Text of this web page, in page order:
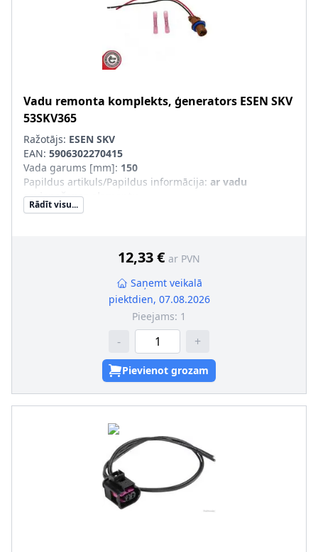
Vadu remonta komplekts, ģenerators ESEN SKV
53SKV365
Ražotājs: ESEN SKV
EAN: 5906302270415
Vada garums [mm]: 150
Papildus artikuls/Papildus informācija: ar vadu
savienošanas elementu
Garantija:3 gadu garantija
Rādīt visu...
12,33 € ar PVN
Saņemt veikalā
piektdien, 07.08.2026
Pieejams: 1
- +
Pievienot grozam